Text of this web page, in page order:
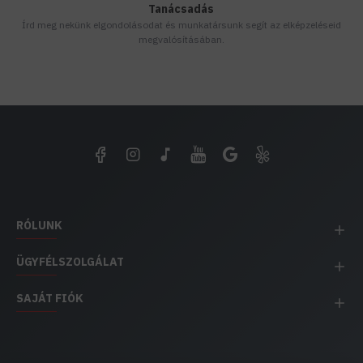
Tanácsadás
Írd meg nekünk elgondolásodat és munkatársunk segít az elképzeléseid
megvalósításában.
RÓLUNK
ÜGYFÉLSZOLGÁLAT
SAJÁT FIÓK